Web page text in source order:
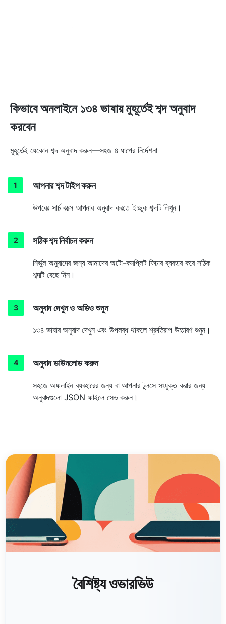
কিভাবে অনলাইনে ১৩৪ ভাষায় মুহূর্তেই শব্দ অনুবাদ
করবেন
মুহূর্তেই যেকোন শব্দ অনুবাদ করুন—সহজ ৪ ধাপের নির্দেশনা
আপনার শব্দ টাইপ করুন
উপরের সার্চ বক্সে আপনার অনুবাদ করতে ইচ্ছুক শব্দটি লিখুন।
সঠিক শব্দ নির্বাচন করুন
নির্ভুল অনুবাদের জন্য আমাদের অটো-কমপ্লিট ফিচার ব্যবহার করে সঠিক
শব্দটি বেছে নিন।
অনুবাদ দেখুন ও অডিও শুনুন
১৩৪ ভাষার অনুবাদ দেখুন এবং উপলব্ধ থাকলে শ্রুতিরূপ উচ্চারণ শুনুন।
অনুবাদ ডাউনলোড করুন
সহজে অফলাইন ব্যবহারের জন্য বা আপনার টুলসে সংযুক্ত করার জন্য
অনুবাদগুলো JSON ফাইলে সেভ করুন।
বৈশিষ্ট্য ওভারভিউ